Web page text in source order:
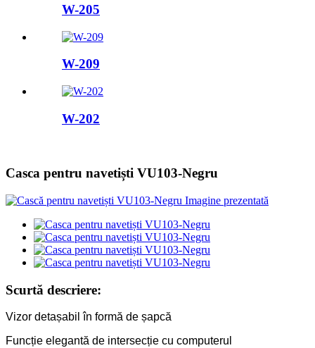
W-205
W-209
W-202
Casca pentru navetiști VU103-Negru
Scurtă descriere:
Vizor detașabil în formă de șapcă
Funcție elegantă de intersecție cu computerul